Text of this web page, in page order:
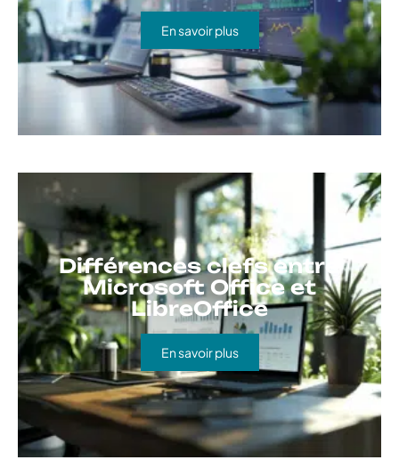
En savoir plus
Différences clefs entre
Microsoft Office et
LibreOffice
En savoir plus